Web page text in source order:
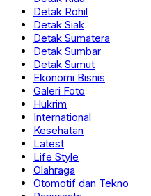
Detak Rohil
Detak Siak
Detak Sumatera
Detak Sumbar
Detak Sumut
Ekonomi Bisnis
Galeri Foto
Hukrim
International
Kesehatan
Latest
Life Style
Olahraga
Otomotif dan Tekno